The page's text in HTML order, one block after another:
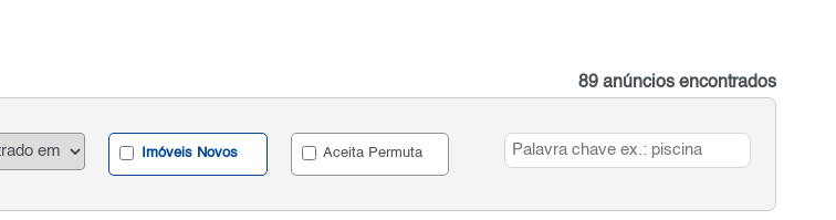
89 anúncios encontrados
Imóveis Novos Aceita Permuta